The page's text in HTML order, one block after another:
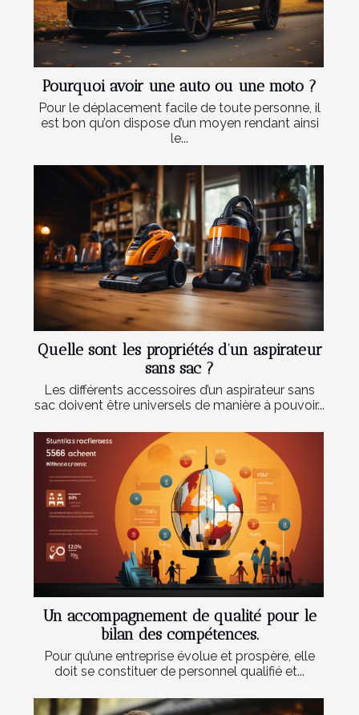
Pourquoi avoir une auto ou une moto ?
Pour le déplacement facile de toute personne, il
est bon qu’on dispose d’un moyen rendant ainsi
le...
Quelle sont les propriétés d’un aspirateur
sans sac ?
Les différents accessoires d’un aspirateur sans
sac doivent être universels de manière à pouvoir...
Un accompagnement de qualité pour le
bilan des compétences.
Pour qu’une entreprise évolue et prospère, elle
doit se constituer de personnel qualifié et...